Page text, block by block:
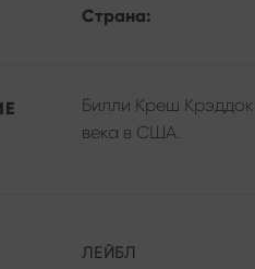
Страна:
Билли Креш Крэддок
века в США.
ЛЕЙБЛ